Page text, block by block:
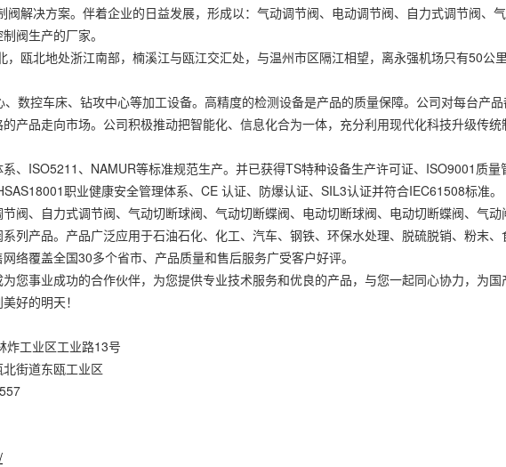
阀解决方案。伴着企业的日益发展，形成以：气动调节阀、电动调节阀、自力式调节阀、
阀生产的厂家。
瓯北地处浙江南部，楠溪江与瓯江交汇处，与温州市区隔江相望，离永强机场只有50公里
控车床、钻攻中心等加工设备。高精度的检测设备是产品的质量保障。公司对每台产
产品走向市场。公司积极推动把智能化、信息化合为一体，充分利用现代化科技升级传统
ISO5211、NAMUR等标准规范生产。并已获得TS特种设备生产许可证、ISO9001质量
职业健康安全管理体系、CE 认证、防爆认证、SIL3认证并符合IEC61508标准。
、自力式调节阀、气动切断球阀、气动切断蝶阀、电动切断球阀、电动切断蝶阀、气动
列产品。产品广泛应用于石油石化、化工、汽车、钢铁、环保水处理、脱硫脱销、粉末、
络覆盖全国30多个省市、产品质量和售后服务广受客户好评。
事业成功的合作伙伴，为您提供专业技术服务和优良的产品，与您一起同心协力，为国
好的明天！
工业区工业路13号
街道东瓯工业区